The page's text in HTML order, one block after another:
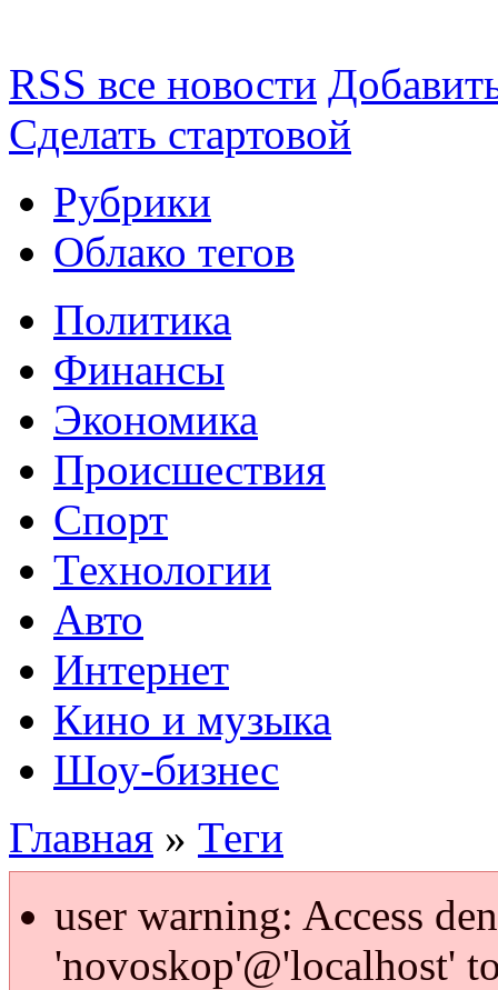
RSS все новости
Сделать стартовой
Рубрики
Облако тегов
Политика
Финансы
Экономика
Происшествия
Спорт
Технологии
Авто
Интернет
Кино и музыка
Шоу-бизнес
Главная » Теги
user warning: Access
'novoskop'@'localhost'